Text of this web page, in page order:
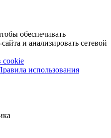
обеспечивать
и анализировать сетевой
cookie
использования